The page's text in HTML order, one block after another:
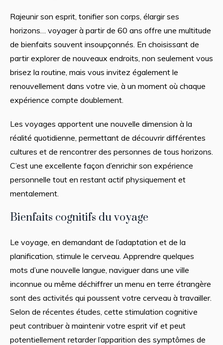
Rajeunir son esprit, tonifier son corps, élargir ses
horizons… voyager à partir de 60 ans offre une multitude
de bienfaits souvent insoupçonnés. En choisissant de
partir explorer de nouveaux endroits, non seulement vous
brisez la routine, mais vous invitez également le
renouvellement dans votre vie, à un moment où chaque
expérience compte doublement.
Les voyages apportent une nouvelle dimension à la
réalité quotidienne, permettant de découvrir différentes
cultures et de rencontrer des personnes de tous horizons.
C’est une excellente façon d’enrichir son expérience
personnelle tout en restant actif physiquement et
mentalement.
Bienfaits cognitifs du voyage
Le voyage, en demandant de l’adaptation et de la
planification, stimule le cerveau. Apprendre quelques
mots d’une nouvelle langue, naviguer dans une ville
inconnue ou même déchiffrer un menu en terre étrangère
sont des activités qui poussent votre cerveau à travailler.
Selon de récentes études, cette stimulation cognitive
peut contribuer à maintenir votre esprit vif et peut
potentiellement retarder l’apparition des symptômes de